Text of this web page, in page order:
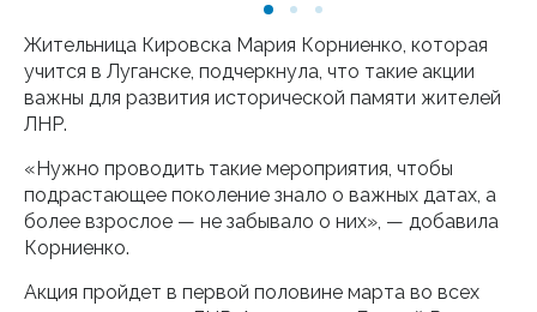
Жительница Кировска Мария Корниенко, которая
учится в Луганске, подчеркнула, что такие акции
важны для развития исторической памяти жителей
ЛНР.
«Нужно проводить такие мероприятия, чтобы
подрастающее поколение знало о важных датах, а
более взрослое — не забывало о них», — добавила
Корниенко.
Акция пройдет в первой половине марта во всех